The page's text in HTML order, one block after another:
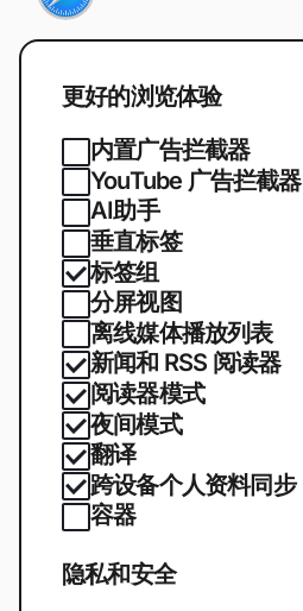
更好的浏览体验
内置广告拦截器
YouTube 广告拦截器
AI助手
垂直标签
标签组
分屏视图
离线媒体播放列表
新闻和 RSS 阅读器
阅读器模式
夜间模式
翻译
跨设备个人资料同步
容器
隐私和安全